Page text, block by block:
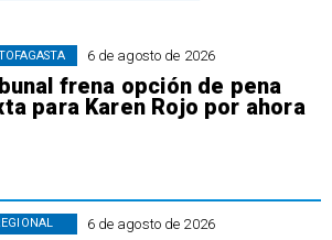
6 de agosto de 2026
frena opción de pena
para Karen Rojo por ahora
6 de agosto de 2026